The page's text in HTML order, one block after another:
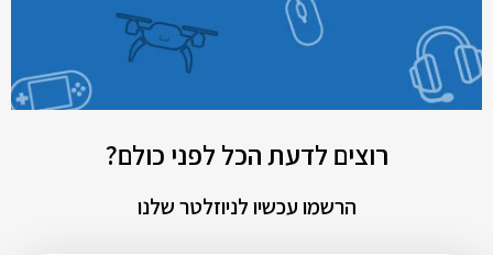
רוצים לדעת הכל לפני כולם?
הרשמו עכשיו לניוזלטר שלנו